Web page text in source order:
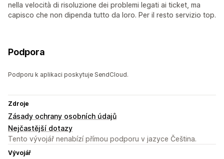
nella velocità di risoluzione dei problemi legati ai ticket, ma
capisco che non dipenda tutto da loro. Per il resto servizio top.
Podpora
Podporu k aplikaci poskytuje SendCloud.
Zdroje
Zásady ochrany osobních údajů
Nejčastější dotazy
Tento vývojář nenabízí přímou podporu v jazyce Čeština.
Vývojář